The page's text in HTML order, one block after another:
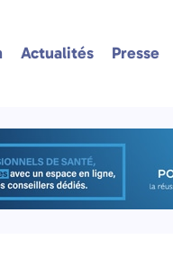
Actualités Presse